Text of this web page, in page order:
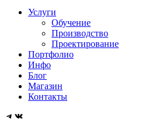
Сергиевой
Лавре
колокола»
храма
Вооруженных
России
Данилова
монастыря
формы
русского
колокола
Услуги
Обучение
Производство
Проектирование
Портфолио
Инфо
Блог
Магазин
Контакты
Telegram
VK